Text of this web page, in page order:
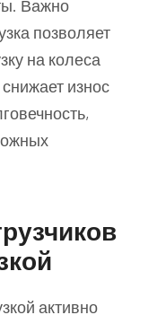
Важно
позволяет
на колеса
износ
активно